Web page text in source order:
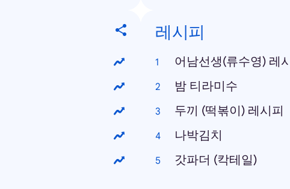
레시피
어남선생(류수영) 레
밤 티라미수
두끼 (떡볶이) 레시피
나박김치
갓파더 (칵테일)